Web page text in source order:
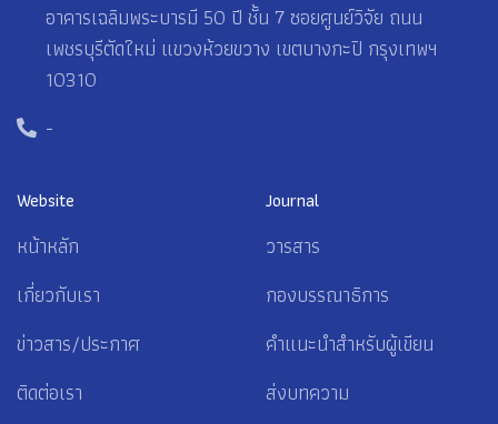
อาคารเฉลิมพระบารมี 50 ปี ชั้น 7 ซอยศูนย์วิจัย ถนน
เพชรบุรีตัดใหม่ แขวงห้วยขวาง เขตบางกะปิ กรุงเทพฯ
10310
-
Website
หน้าหลัก
เกี่ยวกับเรา
ข่าวสาร/ประกาศ
ติดต่อเรา
Journal
วารสาร
กองบรรณาธิการ
คำแนะนำสำหรับผู้เขียน
ส่งบทความ